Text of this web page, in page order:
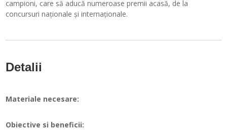
campioni, care să aducă numeroase premii acasă, de la
concursuri naționale și internaționale.
Detalii
Materiale necesare:
Obiective si beneficii: